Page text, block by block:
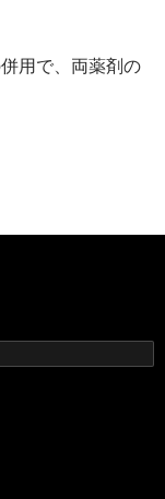
用で、両薬剤の